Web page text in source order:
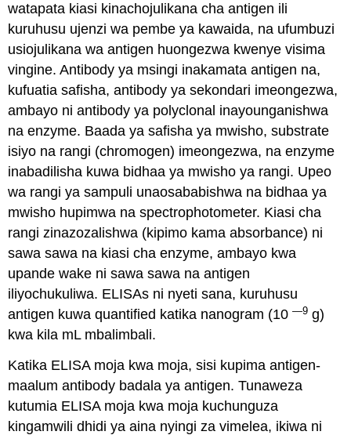
watapata kiasi kinachojulikana cha antigen ili
kuruhusu ujenzi wa pembe ya kawaida, na ufumbuzi
usiojulikana wa antigen huongezwa kwenye visima
vingine. Antibody ya msingi inakamata antigen na,
kufuatia safisha, antibody ya sekondari imeongezwa,
ambayo ni antibody ya polyclonal inayounganishwa
na enzyme. Baada ya safisha ya mwisho, substrate
isiyo na rangi (chromogen) imeongezwa, na enzyme
inabadilisha kuwa bidhaa ya mwisho ya rangi. Upeo
wa rangi ya sampuli unaosababishwa na bidhaa ya
mwisho hupimwa na spectrophotometer. Kiasi cha
rangi zinazozalishwa (kipimo kama absorbance) ni
sawa sawa na kiasi cha enzyme, ambayo kwa
upande wake ni sawa sawa na antigen
iliyochukuliwa. ELISAs ni nyeti sana, kuruhusu
antigen kuwa quantified katika nanogram (10—9 g)
kwa kila mL mbalimbali.
Katika ELISA moja kwa moja, sisi kupima antigen-
maalum antibody badala ya antigen. Tunaweza
kutumia ELISA moja kwa moja kuchunguza
kingamwili dhidi ya aina nyingi za vimelea, ikiwa ni